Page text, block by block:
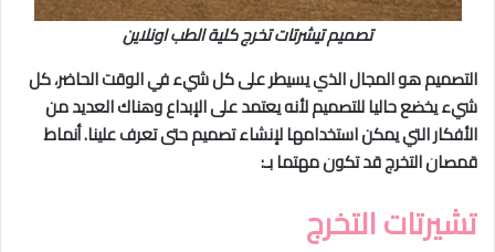
تصميم تيشرتات تخرج كلية الطب اونلاين
التصميم هو المجال الذي يسيطر على كل شيء في الوقت الحاضر، كل
شيء يخضع حاليا للتصميم لأنه يعتمد على الإبداع وهناك العديد من
الأفكار التي يمكن استخدامها لإنشاء تصميم حتى تعرف علينا. أنماط
قمصان التخرج قد تكون مهتما بـ:
تشيرتات التخرج